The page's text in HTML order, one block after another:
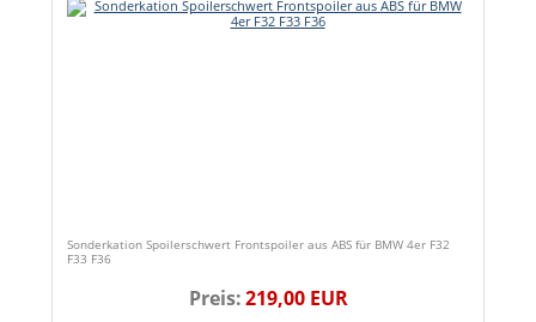
Sonderkation Spoilerschwert Frontspoiler aus ABS für BMW 4er F32
F33 F36
Preis:219,00 EUR